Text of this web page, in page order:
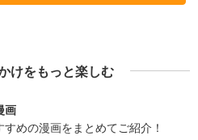
けをもっと楽しむ
画
めの漫画をまとめてご紹介！